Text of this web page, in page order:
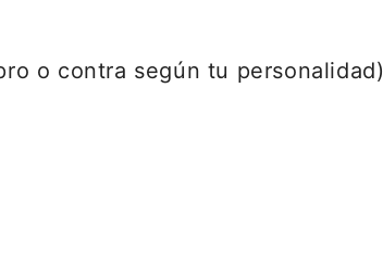
o contra según tu personalidad)